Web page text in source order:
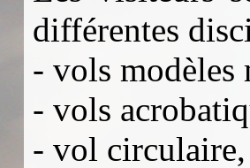
différentes
- vols modèles
- vols
- vol circulaire,